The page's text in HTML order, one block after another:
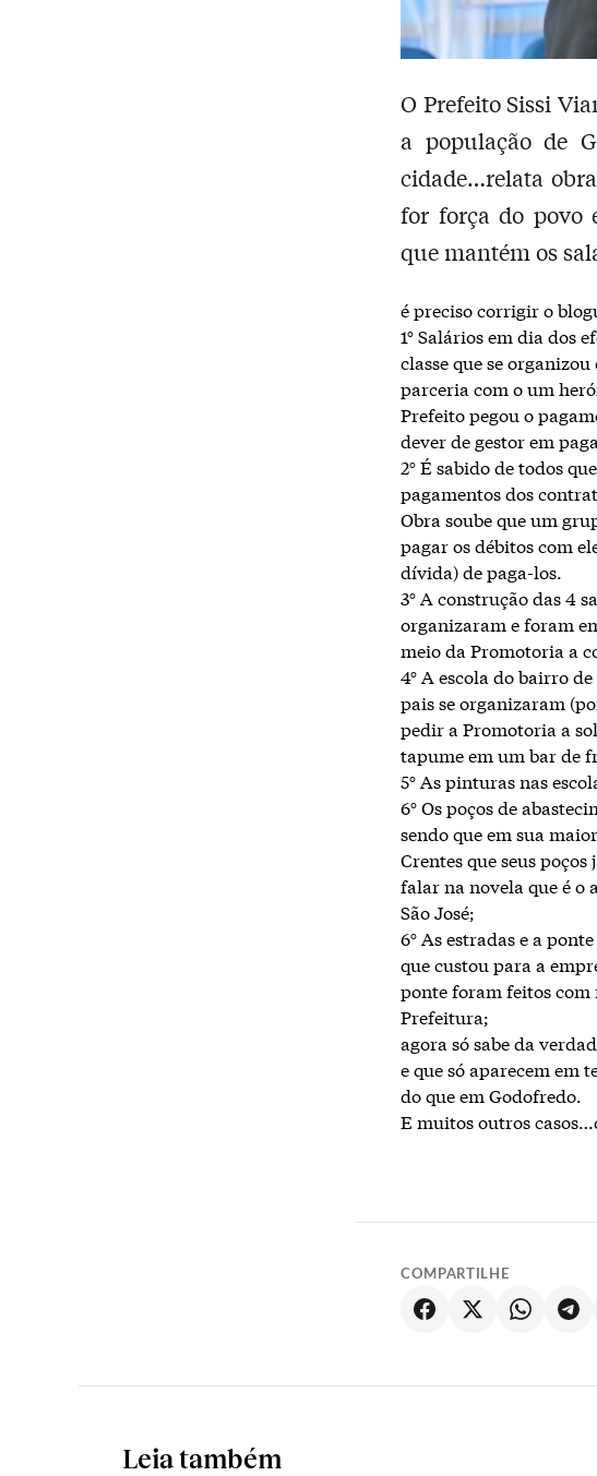
O Prefeito Sissi
a população de
cidade…relata
for força do povo
que mantém os
é preciso corrigir o
1° Salários em dia dos
classe que se
parceria com o um
Prefeito pegou o
dever de gestor em
2° É sabido de todos
pagamentos dos
Obra soube que um
pagar os débitos com
dívida) de paga-los.
3° A construção das 4
organizaram e foram
meio da Promotoria a
4° A escola do bairro
pais se organizaram
pedir a Promotoria a
tapume em um bar de
5° As pinturas nas
6° Os poços de
sendo que em sua
Crentes que seus
falar na novela que é o
São José;
6° As estradas e a
que custou para a
ponte foram feitos com
Prefeitura;
agora só sabe da
e que só aparecem em
do que em Godofredo.
E muitos outros
COMPARTILHE
Leia também